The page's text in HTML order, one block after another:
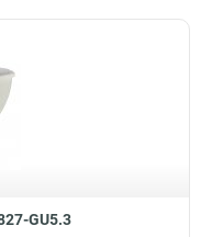
GU5.3